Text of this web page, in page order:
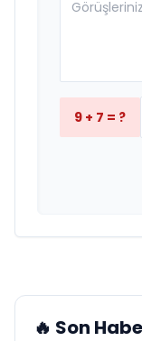
9 + 7 = ?
🔥 Son